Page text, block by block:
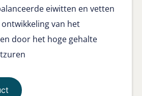
eiwitten en vetten
van het
door het hoge gehalte